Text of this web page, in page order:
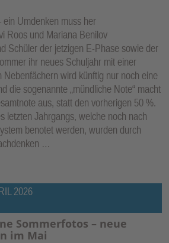
Umdenken muss her
Roos und Mariana Benilov
Schüler der jetzigen E-Phase sowie der
ihr neues Schuljahr mit einer
Nebenfächern wird künftig nur noch eine
die sogenannte „mündliche Note“ macht
aus, statt den vorherigen 50 %.
letzten Jahrgangs, welche noch nach
benotet werden, wurden durch
…
2026
Sommerfotos – neue
im Mai